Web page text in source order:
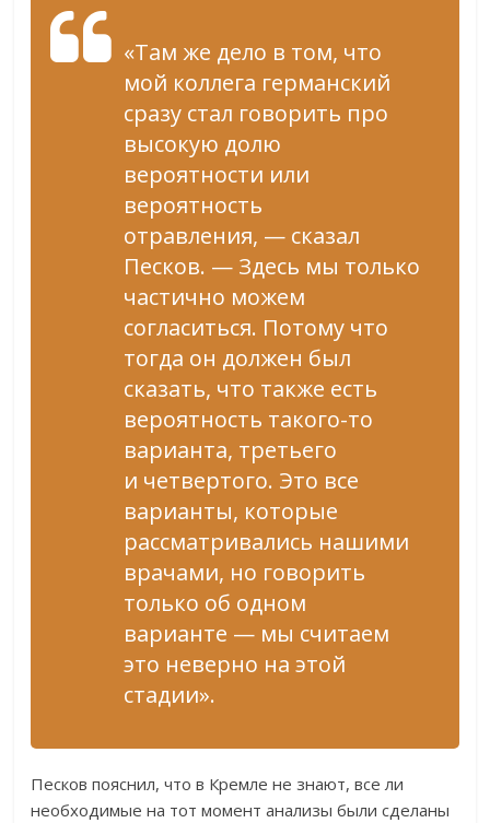
«Там же дело в том, что
мой коллега германский
сразу стал говорить про
высокую долю
вероятности или
вероятность
отравления, — сказал
Песков. — Здесь мы только
частично можем
согласиться. Потому что
тогда он должен был
сказать, что также есть
вероятность такого-то
варианта, третьего
и четвертого. Это все
варианты, которые
рассматривались нашими
врачами, но говорить
только об одном
варианте — мы считаем
это неверно на этой
стадии».
Песков пояснил, что в Кремле не знают, все ли
необходимые на тот момент анализы были сделаны